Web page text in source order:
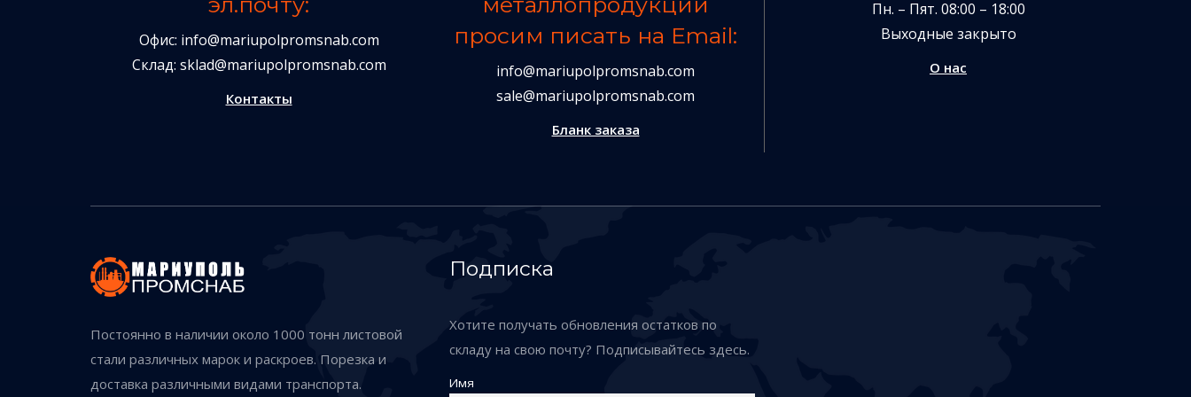
Офис: info@mariupolpromsnab.com
Склад: sklad@mariupolpromsnab.com
Контакты
просим писать на Email:
info@mariupolpromsnab.com
sale@mariupolpromsnab.com
Бланк заказа
Пн. – Пят. 08:00 – 18:00
Выходные закрыто
О нас
Постоянно в наличии около 1000 тонн листовой
стали различных марок и раскроев. Порезка и
доставка различными видами транспорта.
Подписка
Хотите получать обновления остатков по
складу на свою почту? Подписывайтесь здесь.
Имя